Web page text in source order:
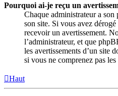
Pourquoi ai-je reçu un
Chaque administrateur a son
son site. Si vous avez
recevoir un avertissement.
l’administrateur, et que
les avertissements d’un site
si vous ne comprenez pas
Haut